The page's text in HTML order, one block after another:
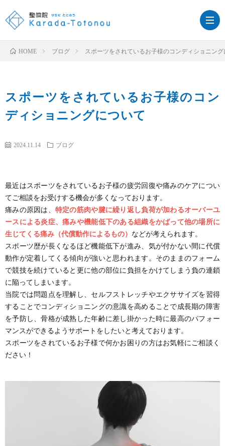
ホ
施
ニ
ュ
の
流
ン
パ
腫
ケ
ア
訪
問
体
ス
ッ
フ
紹
ク
セ
ス
お
知
ら
ケ
ー
ブ
HOME ブログ スポーツをされているお子様のコンディショニン
スポーツをされているお子様のコン
ディショニングについて
2024.11.14 ブログ
最近はスポーツをされているお子様の疲労回復や痛みのケアについ
てご相談をお受けする機会が多くなっております。
痛みの原因は、 特定の筋肉や腱に繰り返し負荷が加わるオーバーユ
ースによる炎症、痛みや機能低下のある組織をかばって他の場所に
生じてくる痛み（代償動作によるもの） などが考えられます。
スポーツ歴が長くなるほど機能低下が進み、気が付かない間に代償
動作が定着してくる傾向が強いと思われます。そのままのフォーム
で競技を続けていると更に他の部位に負担をかけてしまう負の連鎖
に陥ってしまいます。
当院では問題点を理解し、セルフストレッチやエクササイズを習得
することでコンディショニングの意識を高めることで成長期の障害
を予防し、骨格が成熟した年齢に差し掛かった時に最高のパフォー
マンスができるようサポートをしたいと考えております。
スポーツをされているお子様で何かお困りの方はお気軽にご相談く
ださい！